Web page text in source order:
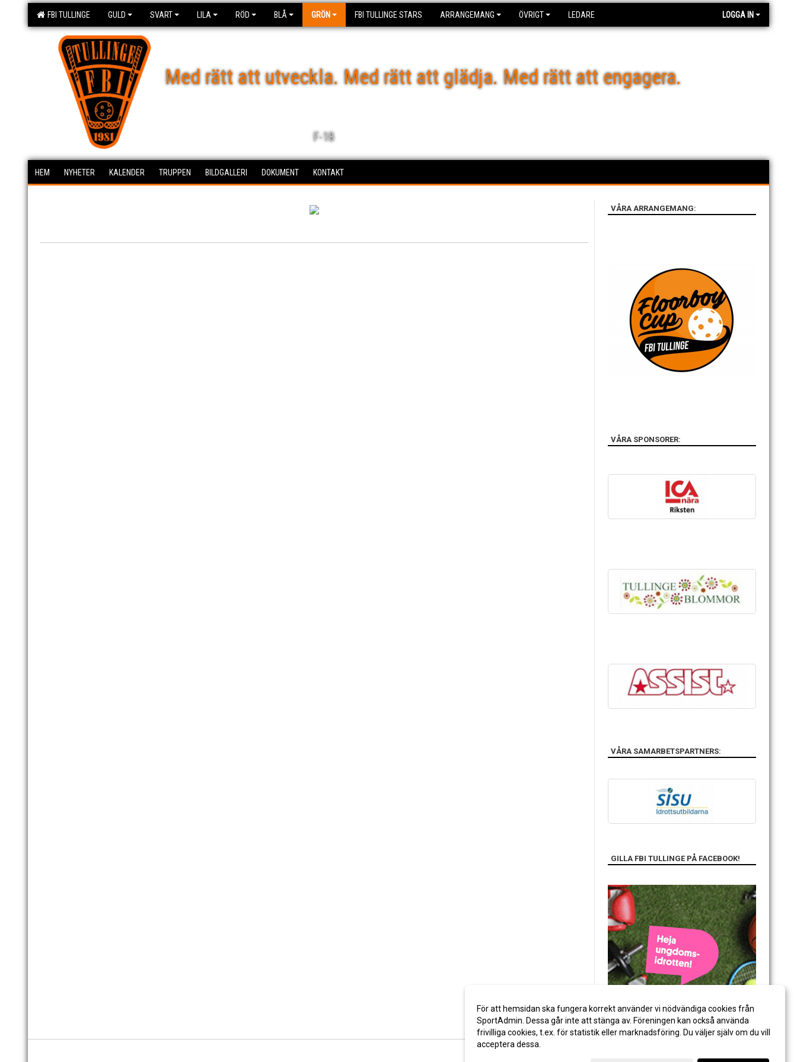
FBI TULLINGE GULD SVART LILA RÖD BLÅ GRÖN FBI TULLINGE STARS ARRANGEMANG ÖVRIGT LEDARE LOGGA IN
Med rätt att utveckla. Med rätt att glädja. Med rätt att engagera.
F-18
HEM NYHETER KALENDER TRUPPEN BILDGALLERI DOKUMENT KONTAKT
VÅRA ARRANGEMANG:
VÅRA SPONSORER:
VÅRA SAMARBETSPARTNERS:
GILLA FBI TULLINGE PÅ FACEBOOK!
För att hemsidan ska fungera korrekt använder vi nödvändiga cookies från
SportAdmin. Dessa går inte att stänga av. Föreningen kan också använda
frivilliga cookies, t.ex. för statistik eller marknadsföring. Du väljer själv om du vill
acceptera dessa.